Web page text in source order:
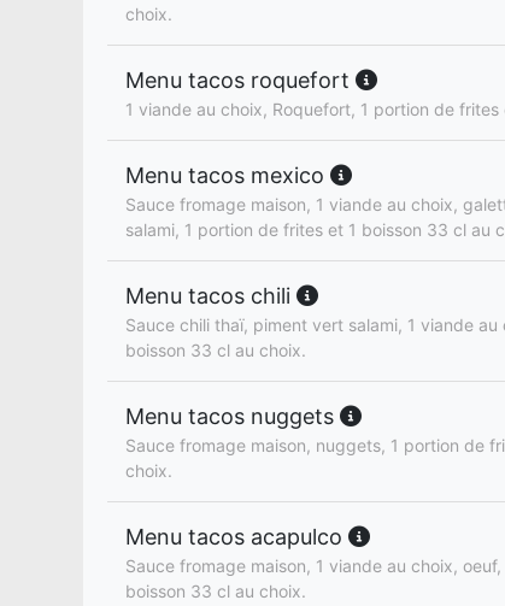
choix.
Menu tacos roquefort
1 viande au choix, Roquefort, 1 portion de
Menu tacos mexico
Sauce fromage maison, 1 viande au choix,
salami, 1 portion de frites et 1 boisson 33 cl au
Menu tacos chili
Sauce chili thaï, piment vert salami, 1 viande
boisson 33 cl au choix.
Menu tacos nuggets
Sauce fromage maison, nuggets, 1 portion de
choix.
Menu tacos acapulco
Sauce fromage maison, 1 viande au choix,
boisson 33 cl au choix.